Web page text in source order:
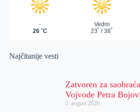
Najčitanije vesti
Zatvoren za
Vojvode Petra
5. avgust 2026.